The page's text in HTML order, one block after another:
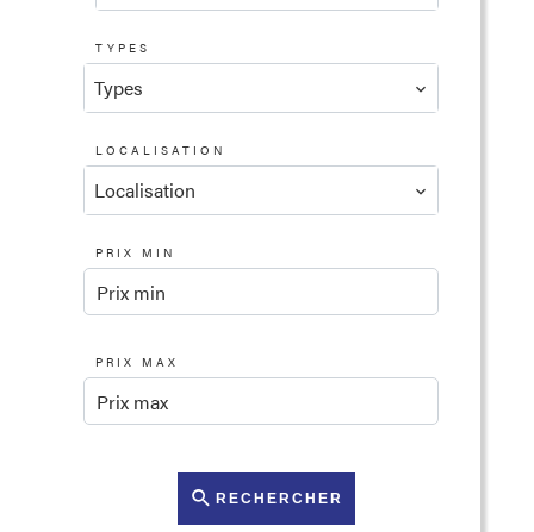
TYPES
Types
LOCALISATION
Localisation
PRIX MIN
PRIX MAX
RECHERCHER